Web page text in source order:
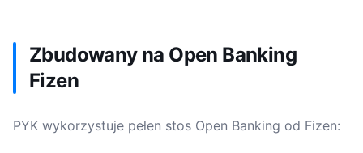
Zbudowany na Open Banking
Fizen
PYK wykorzystuje pełen stos Open Banking od Fizen: